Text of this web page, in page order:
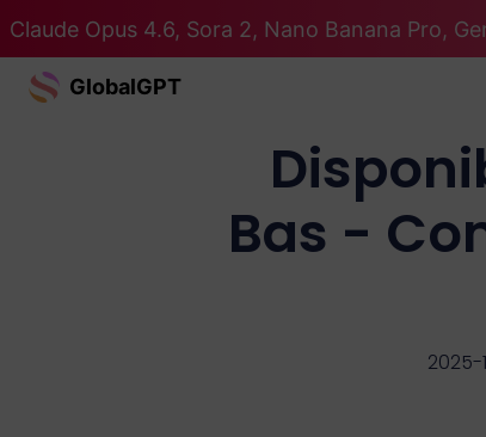
Claude Opus 4.6, Sora 2, Nano Banana Pro,
GlobalGPT
Bas -
2025-